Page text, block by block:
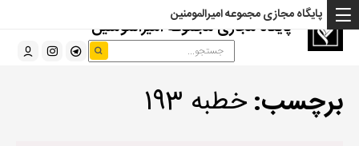
پایگاه مجازی مجموعه امیرالمومنین
پایگاه مجازی مجموعه امیرالمومنین
برچسب:خطبه 193